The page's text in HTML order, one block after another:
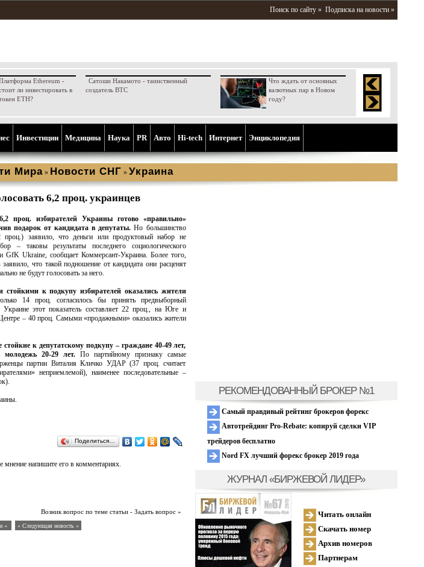
Поиск по сайту » Подписка на новости »
Ethereum -
ли инвестировать в
ETH?
Сатоши Накамото - таинственный
создатель BTC
Что ждать от основных
валютных пар в Новом
году?
Инвестиции Медицина Наука PR Aвто Hi-tech Интернет Энциклопедия
Мира » Новости СНГ » Украина
6,2 проц. украинцев
6,2 проц. избирателей Украины готово «правильно»
подарок от кандидата в депутаты. Но большинство
заявило, что деньги или продуктовый набор не
– таковы результаты последнего социологического
GfK Ukraine, сообщает Коммерсант-Украина. Более того,
что такой подношение от кандидата они расценят
не будут голосовать за него.
к подкупу избирателей оказались жители
14 проц. согласилось бы принять предвыборный
этот показатель составляет 22 проц., на Юге и
– 40 проц. Самыми «продажными» оказались жители
стойкие к депутатскому подкупу – граждане 40-49 лет,
молодежь 20-29 лет.По партийному признаку самые
партии Виталия Кличко УДАР (37 проц. считает
неприемлемой), наименее последовательные –
Поделиться…
мнение напишите его в комментариях.
Возник вопрос по теме статьи - Задать вопрос »
« » Следующая новость »
РЕКОМЕНДОВАННЫЙ БРОКЕР №1
Самый правдивый рейтинг брокеров форекс
Автотрейдинг Pro-Rebate: копируй сделки VIP
трейдеров бесплатно
Nord FX лучший форекс брокер 2019 года
ЖУРНАЛ «БИРЖЕВОЙ ЛИДЕР»
Читать онлайн
Скачать номер
Архив номеров
Партнерам